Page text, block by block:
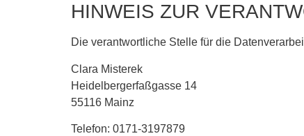
HINWEIS ZUR
Die verantwortliche Stelle für die
Clara Misterek
Heidelbergerfaßgasse 14
55116 Mainz
Telefon: 0171-3197879